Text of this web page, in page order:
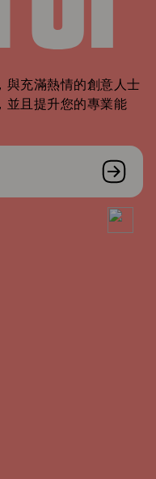
與充滿熱情的創意人士
並且提升您的專業能